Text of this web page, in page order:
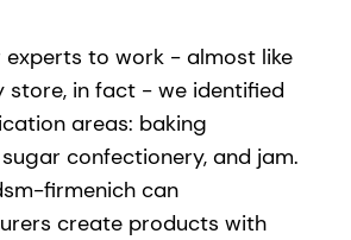
experts to work - almost like
store, in fact - we identified
areas: baking
confectionery, and jam.
firmenich can
create products with